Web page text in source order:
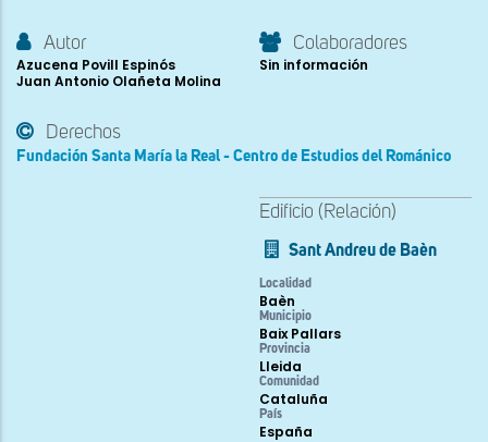
Autor
Azucena Povill Espinós
Juan Antonio Olañeta Molina
Colaboradores
Sin información
Derechos
Fundación Santa María la Real - Centro de Estudios del Románico
Edificio (Relación)
Sant Andreu de Baèn
Localidad
Baèn
Municipio
Baix Pallars
Provincia
Lleida
Comunidad
Cataluña
País
España